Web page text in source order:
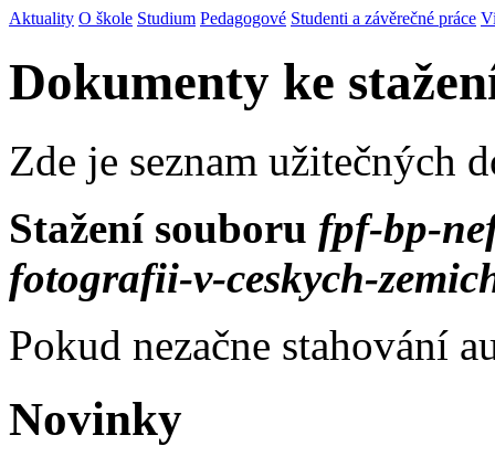
Aktuality O škole Studium Pedagogové Studenti a závěrečné práce
Dokumenty ke
Zde je seznam užitečných
Stažení souboru fpf-bp-
fotografii-v-ceskych-
Pokud nezačne stahování
Novinky